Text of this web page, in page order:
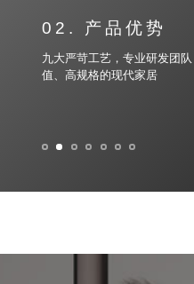
02. 产品优势
九大严苛工艺，专业研发团
值、高规格的现代家居